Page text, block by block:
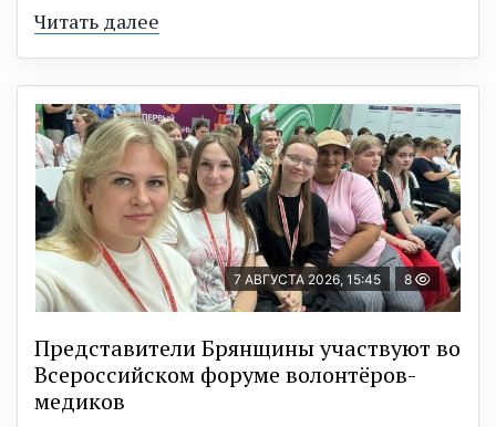
Читать далее
7 АВГУСТА 2026, 15:45 8
Представители Брянщины участвуют во
Всероссийском форуме волонтёров-
медиков